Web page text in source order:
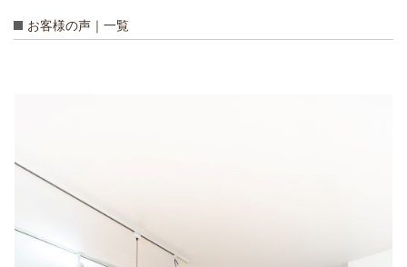
お客様の声｜一覧